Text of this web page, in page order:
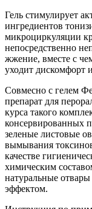
Гель стимулирует
ингредиентов
микроциркуляции
непосредственно
жжение, вместе с
уходит дискомфорт
Совмесно с гелем
препарат для
курса такого
консервированных
зеленые листовые
вымывания
качестве
химическим
натуральные
эффектом.